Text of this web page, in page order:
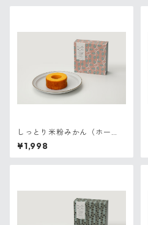
しっとり米粉みかん（ホー
ル）
¥1,998